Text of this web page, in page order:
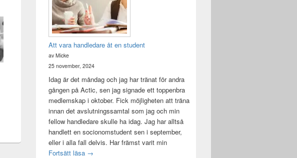
Att vara handledare åt en student
av Micke
25 november, 2024
Idag är det måndag och jag har tränat för andra
gången på Actic, sen jag signade ett toppenbra
medlemskap i oktober. Fick möjligheten att träna
innan det avslutningssamtal som jag och min
fellow handledare skulle ha idag. Jag har alltså
handlett en socionomstudent sen i september,
eller i alla fall delvis. Har främst varit min
Fortsätt läsa Att vara handledare åt en student
→